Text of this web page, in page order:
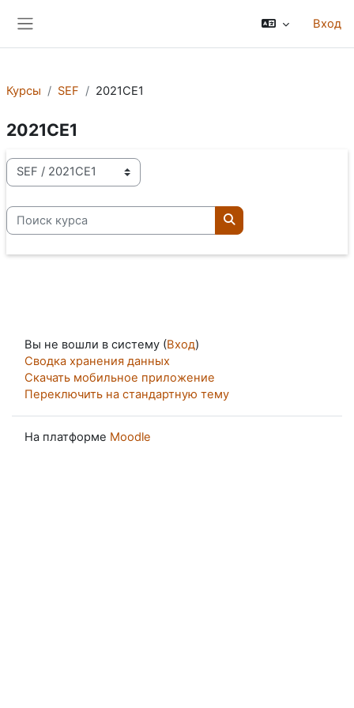
Вход
Курсы SEF 2021CE1
2021CE1
Категории курсов
Поиск курса
Поиск курса
Вы не вошли в систему (Вход)
Сводка хранения данных
Скачать мобильное приложение
Переключить на стандартную тему
На платформе Moodle